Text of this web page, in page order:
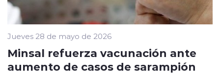
Jueves 28 de mayo de 2026
Minsal refuerza vacunación ante
aumento de casos de sarampión